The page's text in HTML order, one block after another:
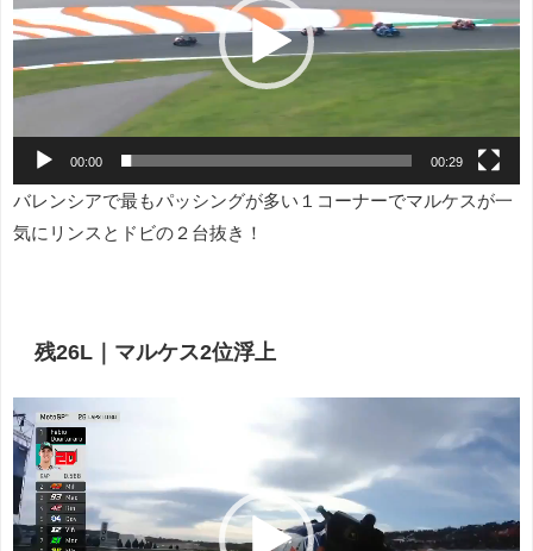
レ
ー
ヤ
00:00 00:29
バレンシアで最もパッシングが多い１コーナーでマルケスが一
気にリンスとドビの２台抜き！
残26L｜マルケス2位浮上
動
画
プ
レ
ー